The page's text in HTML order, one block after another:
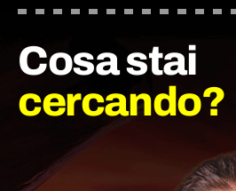
Cosa stai
cercando?